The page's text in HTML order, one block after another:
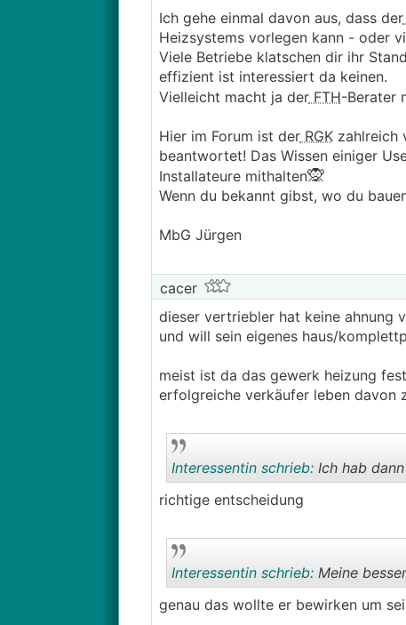
Ich gehe einmal davon aus, dass der
Heizsystems vorlegen kann - oder
Viele Betriebe klatschen dir ihr
effizient ist interessiert da keinen.
Vielleicht macht ja derFTH-Berater
Hier im Forum ist derRGKzahlreich
beantwortet! Das Wissen einiger
Installateure mithalten🙊
Wenn du bekannt gibst, wo du
MbG Jürgen
cacer
dieser vertriebler hat keine ahnung
und will sein eigenes haus/
meist ist da das gewerk heizung
erfolgreiche verkäufer leben davon
Interessentin schrieb:Ich hab dann
richtige entscheidung
Interessentin schrieb:Meine
genau das wollte er bewirken um